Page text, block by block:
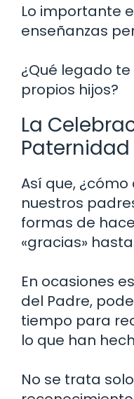
Lo importante
enseñanzas
¿Qué legado
propios hijos?
La
Paternidad
Así que,
nuestros
formas de
«gracias»
En ocasiones
del Padre,
tiempo para
lo que han
No se trata